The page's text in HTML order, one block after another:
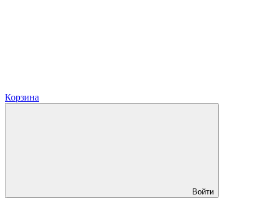
Корзина
Войти